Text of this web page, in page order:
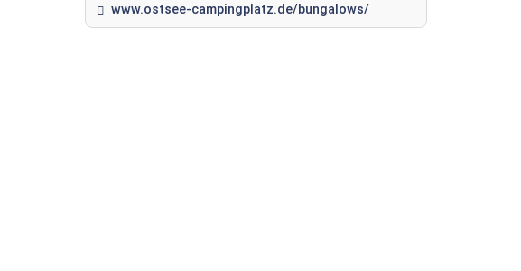
www.ostsee-campingplatz.de/bungalows/